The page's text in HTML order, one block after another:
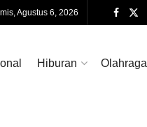
Agustus 6, 2026
Hiburan Olahraga